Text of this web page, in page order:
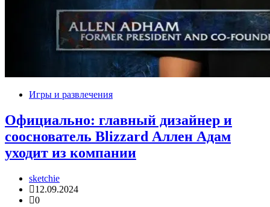
Игры и развлечения
Официально: главный дизайнер и
сооснователь Blizzard Аллен Адам
уходит из компании
sketchie
12.09.2024
0